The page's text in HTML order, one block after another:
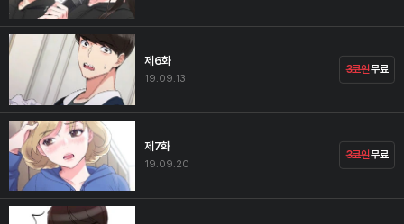
제6화
19.09.13
3코인무료
제7화
19.09.20
3코인무료